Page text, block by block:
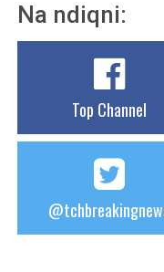
Na ndiqni:
Top Channel